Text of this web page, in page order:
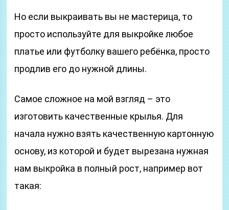
Но если выкраивать вы не мастерица, то
просто используйте для выкройке любое
платье или футболку вашего ребёнка, просто
продлив его до нужной длины.
Самое сложное на мой взгляд – это
изготовить качественные крылья. Для
начала нужно взять качественную картонную
основу, из которой и будет вырезана нужная
нам выкройка в полный рост, например вот
такая: